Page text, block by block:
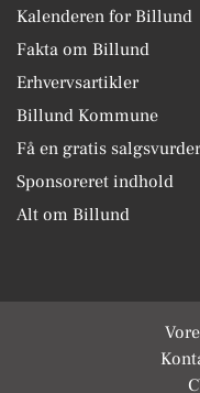
Kalenderen for Billund
Fakta om Billund
Erhvervsartikler
Billund Kommune
Få en gratis
Sponsoreret indhold
Alt om Billund